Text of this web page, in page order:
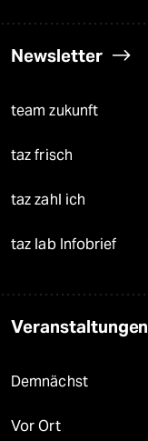
Newsletter
team zukunft
taz frisch
taz zahl ich
taz lab Infobrief
Veranstaltungen
Demnächst
Vor Ort